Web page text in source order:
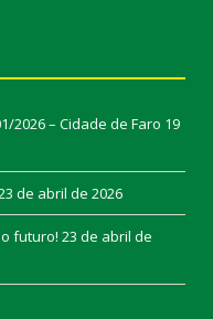
2026 – Cidade de Faro 19
de abril de 2026
futuro! 23 de abril de